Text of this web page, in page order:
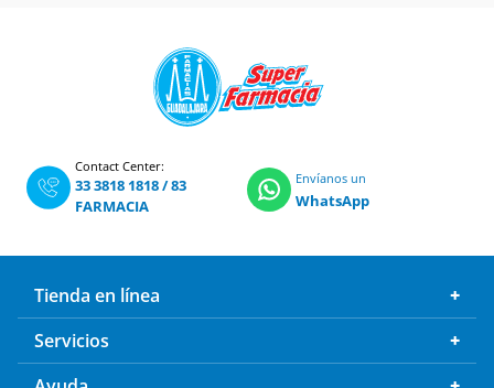
Contact Center:
33 3818 1818/83
FARMACIA
Envíanos un
WhatsApp
Tienda en línea
Servicios